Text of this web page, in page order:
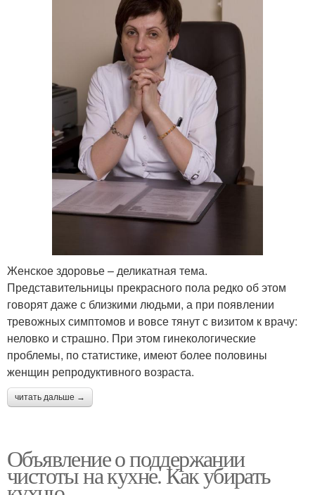
Женское здоровье – деликатная тема.
Представительницы прекрасного пола редко об этом
говорят даже с близкими людьми, а при появлении
тревожных симптомов и вовсе тянут с визитом к врачу:
неловко и страшно. При этом гинекологические
проблемы, по статистике, имеют более половины
женщин репродуктивного возраста.
читать дальше →
Объявление о поддержании
чистоты на кухне. Как убирать